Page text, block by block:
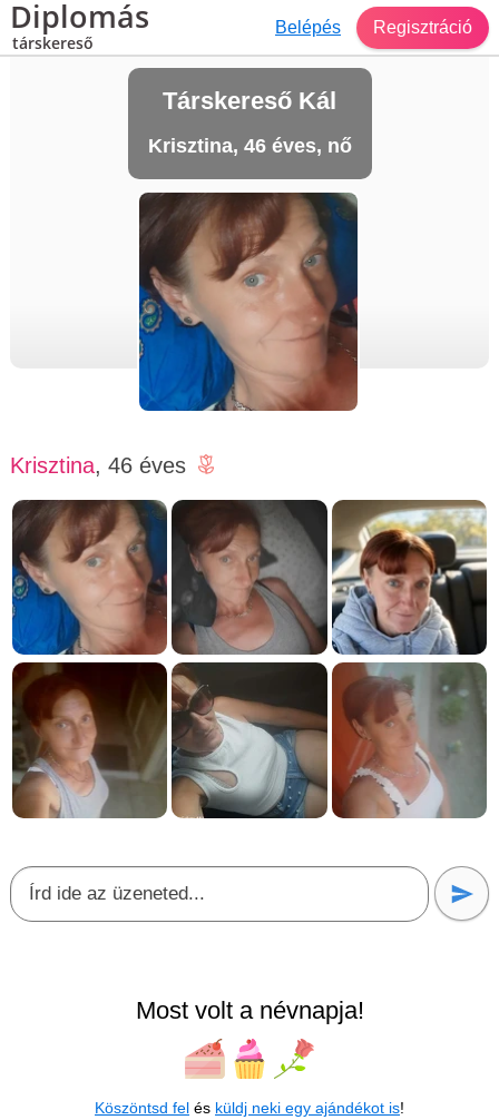
Diplomás
társkereső
Belépés Regisztráció
Társkereső Kál
Krisztina, 46 éves, nő
Krisztina, 46 éves
Most volt a névnapja!
Köszöntsd fel és küldj neki egy ajándékot is!